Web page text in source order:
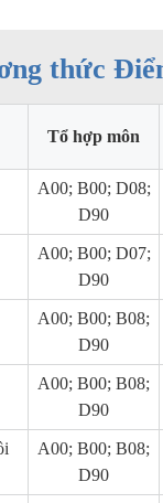
thức
Tổ hợp môn
A00; B00; D08;
D90
A00; B00; D07;
D90
A00; B00; B08;
D90
A00; B00; B08;
D90
A00; B00; B08;
D90